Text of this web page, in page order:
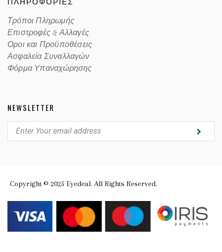
Τρόποι Πληρωμής
Επιστροφές & Αλλαγές
Οροι και Προϋποθέσεις
Ασφαλεία Συναλλαγών
Φόρμα Υπαναχώρησης
NEWSLETTER
Copyright © 2025 Eyedeal. All Rights Reserved.